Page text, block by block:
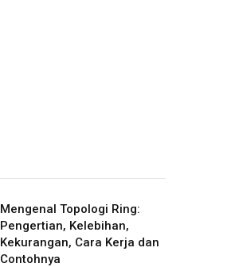
Mengenal Topologi Ring:
Pengertian, Kelebihan,
Kekurangan, Cara Kerja dan
Contohnya